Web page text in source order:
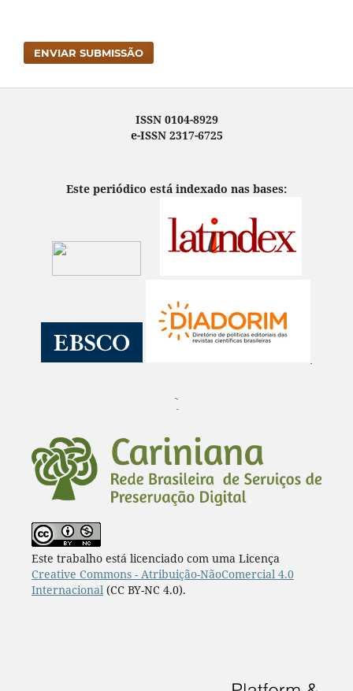
ENVIAR SUBMISSÃO
ISSN 0104-8929
e-ISSN 2317-6725
Este periódico está indexado nas bases:
¨
Este trabalho está licenciado com uma Licença
Creative Commons - Atribuição-NãoComercial 4.0
Internacional (CC BY-NC 4.0).